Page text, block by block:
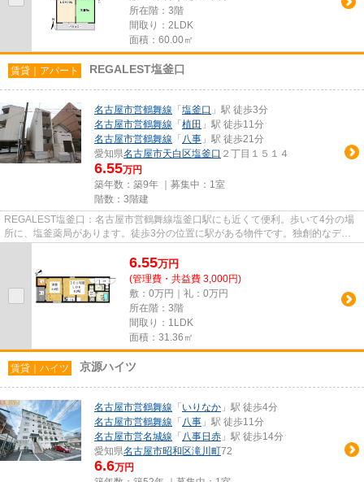
所在階：3階
間取り：2LDK
面積：60.00㎡
賃貸｜アパート REGALEST塩釜口
名古屋市営鶴舞線 「 塩釜口 」駅 徒歩3分
名古屋市営鶴舞線 「 植田 」駅 徒歩11分
名古屋市営鶴舞線 「 八事 」駅 徒歩21分
愛知県名古屋市天白区塩釜口 ２丁目１５１４
6.55万円
築年数：築9年 ｜募集中： 1室
階数：3階建
REGALEST塩釜口：名古屋市営鶴舞線塩釜口駅にも近くて便利。歩いて4分の場
所に、塩釜薬局があります。徒歩3分の位置に駅がある物件です。独創的なデザ
6.55万円
(管理費・共益費 3,000円)
敷：0万円｜礼：0万円
所在階：3階
間取り：1LDK
面積：31.36㎡
賃貸｜ハイツ 京源ハイツ
名古屋市営鶴舞線 「 いりなか 」駅 徒歩4分
名古屋市営鶴舞線 「 八事 」駅 徒歩11分
名古屋市営名城線 「 八事日赤 」駅 徒歩14分
愛知県名古屋市昭和区滝川町72
6.6万円